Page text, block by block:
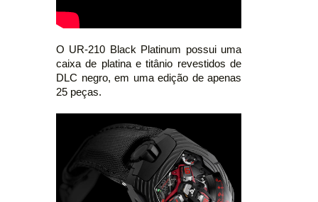
O UR-210 Black Platinum possui uma
caixa de platina e titânio revestidos de
DLC negro, em uma edição de apenas
25 peças.